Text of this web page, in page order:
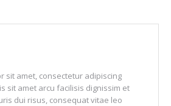
sit amet, consectetur adipiscing
sit amet arcu facilisis dignissim et
dui risus, consequat vitae leo